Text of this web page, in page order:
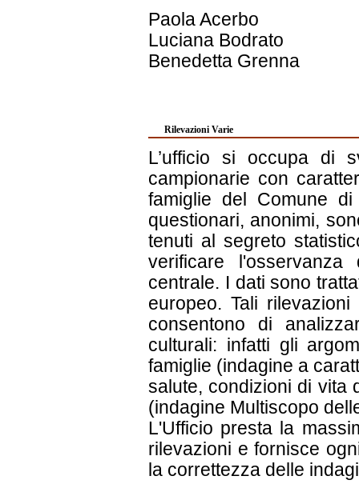
Paola Acerbo
Luciana Bodrato
Benedetta Grenna
Rilevazioni Varie
L’ufficio si occupa di
campionarie con
famiglie del Comune
questionari, anonimi,
tenuti al segreto
verificare
centrale. I dati sono
europeo. Tali
consentono di
culturali: infatti gli
famiglie (indagine a
salute, condizioni di vita
(indagine Multiscopo
L'Ufficio presta la
rilevazioni e fornisce
la correttezza delle